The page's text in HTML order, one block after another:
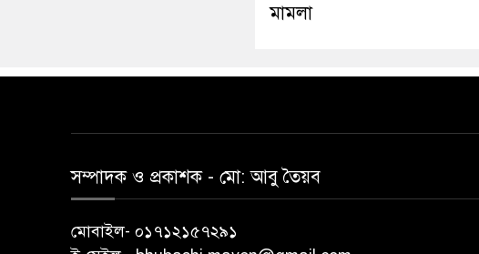
মামলা
সম্পাদক ও প্রকাশক -‌ মো: আবু‌ তৈয়ব
মোবাইল- ০১৭১২১৫৭২৯১